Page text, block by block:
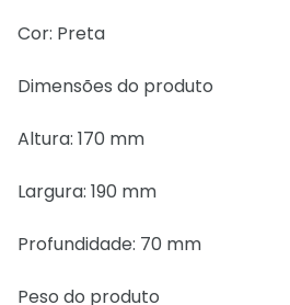
Cor: Preta
Dimensões do produto
Altura: 170 mm
Largura: 190 mm
Profundidade: 70 mm
Peso do produto